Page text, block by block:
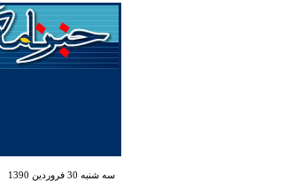
سه شنبه 30 فروردین 1390